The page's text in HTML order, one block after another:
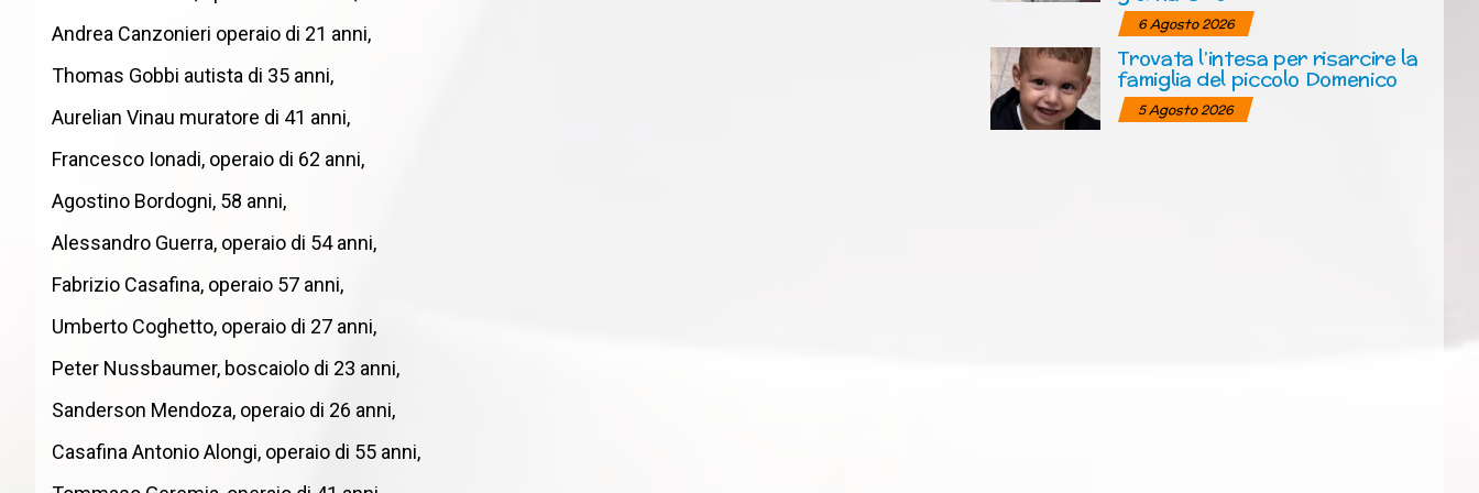
Andrea Canzonieri operaio di 21 anni,
Thomas Gobbi autista di 35 anni,
Aurelian Vinau muratore di 41 anni,
Francesco Ionadi, operaio di 62 anni,
Agostino Bordogni, 58 anni,
Alessandro Guerra, operaio di 54 anni,
Fabrizio Casafina, operaio 57 anni,
Umberto Coghetto, operaio di 27 anni,
Peter Nussbaumer, boscaiolo di 23 anni,
Sanderson Mendoza, operaio di 26 anni,
Casafina Antonio Alongi, operaio di 55 anni,
6 Agosto 2026
Trovata l’intesa per risarcire la
famiglia del piccolo Domenico
5 Agosto 2026